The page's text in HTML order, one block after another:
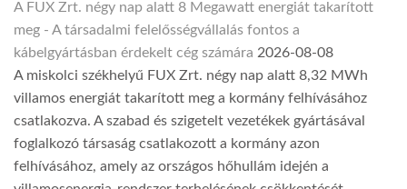
A FUX Zrt. négy nap alatt 8 Megawatt energiát takarított
meg - A társadalmi felelősségvállalás fontos a
kábelgyártásban érdekelt cég számára 2026-08-08
A miskolci székhelyű FUX Zrt. négy nap alatt 8,32 MWh
villamos energiát takarított meg a kormány felhívásához
csatlakozva. A szabad és szigetelt vezetékek gyártásával
foglalkozó társaság csatlakozott a kormány azon
felhívásához, amely az országos hőhullám idején a